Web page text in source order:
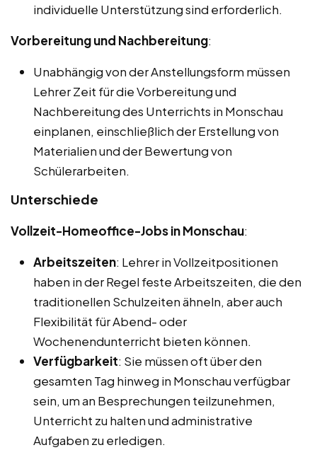
individuelle Unterstützung sind erforderlich.
Vorbereitung und Nachbereitung:
Unabhängig von der Anstellungsform müssen
Lehrer Zeit für die Vorbereitung und
Nachbereitung des Unterrichts in Monschau
einplanen, einschließlich der Erstellung von
Materialien und der Bewertung von
Schülerarbeiten.
Unterschiede
Vollzeit-Homeoffice-Jobs in Monschau:
Arbeitszeiten: Lehrer in Vollzeitpositionen
haben in der Regel feste Arbeitszeiten, die den
traditionellen Schulzeiten ähneln, aber auch
Flexibilität für Abend- oder
Wochenendunterricht bieten können.
Verfügbarkeit: Sie müssen oft über den
gesamten Tag hinweg in Monschau verfügbar
sein, um an Besprechungen teilzunehmen,
Unterricht zu halten und administrative
Aufgaben zu erledigen.